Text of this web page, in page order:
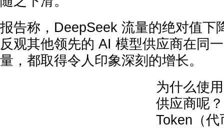
报告称，DeepSeek 流量的绝对值下
反观其他领先的 AI 模型供应商在同
量，都取得令人印象深刻的增长。
为什么使
供应商呢
Token（